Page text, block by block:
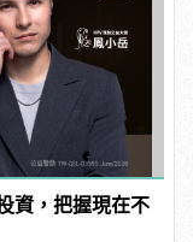
資，把握現在不